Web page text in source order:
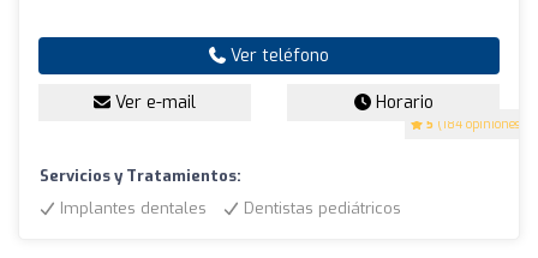
5 (184 opiniones)
Ver teléfono
Ver e-mail Horario
Servicios y Tratamientos:
Implantes dentales
Dentistas pediátricos